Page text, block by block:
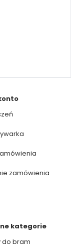
zamówienia
kategorie
do bram